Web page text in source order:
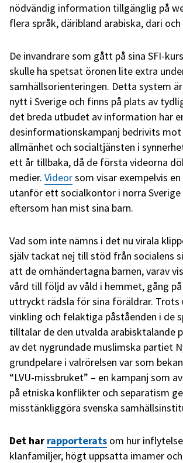
nödvändig information tillgänglig på
flera språk, däribland arabiska, dari
De invandrare som gått på sina SFI-
skulle ha spetsat öronen lite extra
samhällsorienteringen. Detta system
nytt i Sverige och finns på plats av
det breda utbudet av information har
desinformationskampanj bedrivits mot
allmänhet och socialtjänsten i
ett år tillbaka, då de första videorna
medier. Videorsom visar exempelvis
utanför ett socialkontor i norra Sverige
eftersom han mist sina barn.
Vad som inte nämns i det nu virala
själv tackat nej till stöd från socialens
att de omhändertagna barnen, varav
vård till följd av våld i hemmet, gång
uttryckt rädsla för sina föräldrar. Trots
vinkling och felaktiga påståenden i de
tilltalar de den utvalda arabisktalande
av det nygrundade muslimska partiet
grundpelare i valrörelsen var som
“LVU-missbruket” – en kampanj som
på etniska konflikter och separatism
misstänkliggöra svenska
Det har rapporterats om hur
klanfamiljer, högt uppsatta imamer